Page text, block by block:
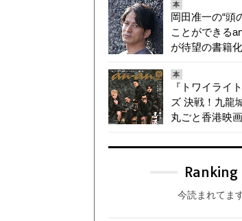
本
岡田准一の“頭
ことができる
が待望の書籍化
本
『トワイライ
ズ 決戦！九龍
丸ごと香港映
Ranking
今読まれてま